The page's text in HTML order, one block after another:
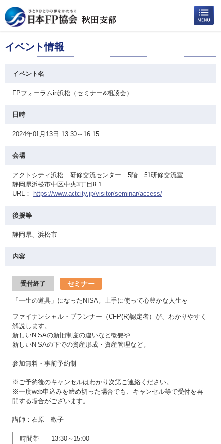
イベント情報
イベント名
FPフォーラムin浜松（セミナー&相談会）
日時
2024年01月13日 13:30～16:15
会場
アクトシティ浜松 研修交流センター 5階 51研修交流室
静岡県浜松市中区中央3丁目9-1
URL：
https://www.actcity.jp/visitor/seminar/access/
後援等
静岡県、浜松市
内容
受付終了 セミナー
「一生の道具」になったNISA。上手に使って心豊かな人生を
ファイナンシャル・プランナー（CFP(R)認定者）が、わかりやすく
解説します。
新しいNISAの新旧制度の違いなど概要や
新しいNISAの下での資産形成・資産管理など。
参加無料・事前予約制
※ご予約後のキャンセルはわかり次第ご連絡ください。
※一度web申込みを締め切った場合でも、キャンセル等で受付を再
開する場合がございます。
講師：石原 敬子
時間帯 13:30～15:00